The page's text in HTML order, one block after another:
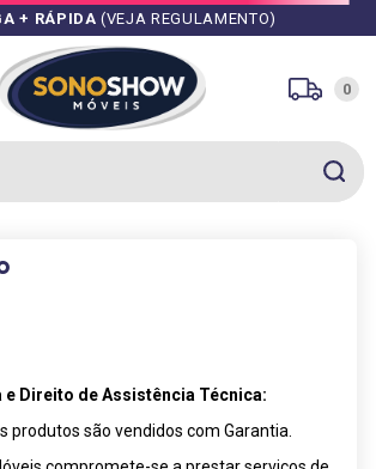
+ RÁPIDA (VEJA REGULAMENTO)
0
e Direito de Assistência Técnica:
produtos são vendidos com Garantia.